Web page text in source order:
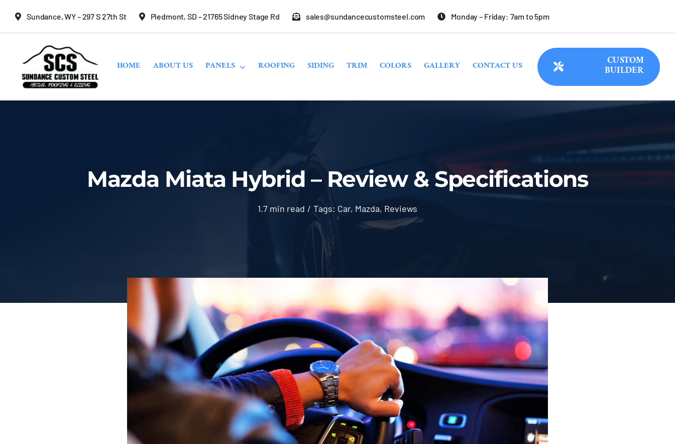
Sundance, WY – 297 S 27th St Piedmont, SD – 21765 Sidney Stage Rd sales@sundancecustomsteel.com Monday – Friday: 7am to 5pm
HOME ABOUT US PANELS ROOFING SIDING TRIM COLORS GALLERY CONTACT US CUSTOM
BUILDER
Mazda Miata Hybrid – Review & Specifications
1.7 min read / Tags: Car, Mazda, Reviews